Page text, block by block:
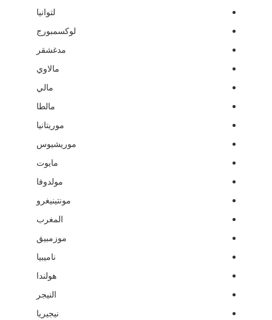
لتوانيا
لوكسمبورج
مدغشقر
مالاوي
مالي
مالطا
موريتانيا
موريشيوس
مايوت
مولدوفا
مونتينيغرو
المغرب
موزمبيق
ناميبيا
هولندا
النيجر
نيجيريا